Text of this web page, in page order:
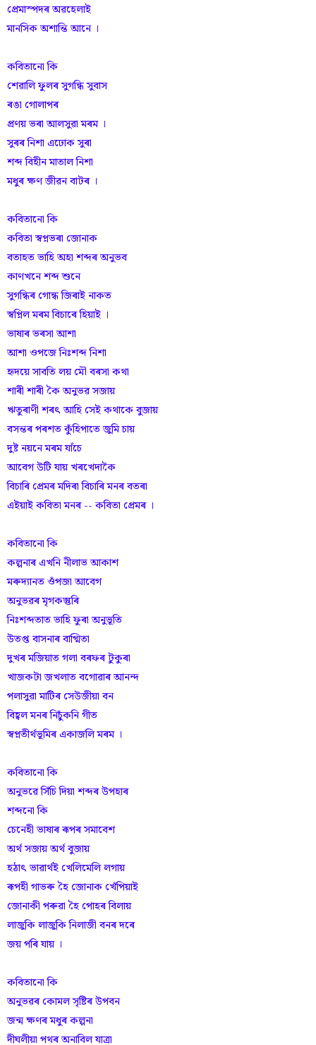
প্ৰেমাস্পদৰ অৱহেলাই
মানসিক অশান্তি আনে ।
কবিতানো কি
শেৱালি ফুলৰ সুগন্ধি সুবাস
ৰঙা গোলাপৰ
প্ৰণয় ভৰা আলসুৱা মৰম ।
সুৰৰ নিশা এঢোক সুৰা
শব্দ বিহীন মাতাল নিশা
মধুৰ ক্ষণ জীৱন বাটৰ ।
কবিতানো কি
কবিতা স্বপ্নভৰা জোনাক
বতাহত ভাহি অহা শব্দৰ অনুভব
কাণখনে শব্দ শুনে
সুগন্ধিৰ গোন্ধ জিৰাই নাকত
স্বপ্নিল মৰম বিচাৰে হিয়াই ।
ভাষাৰ ভৰসা আশা
আশা ওপজে নিঃশব্দ নিশা
হৃদয়ে সাবতি লয় মৌ বৰসা কথা
শাৰী শাৰী কৈ অনুভৱ সজায়
ঋতুৰাণী শৰৎ আহি সেই কথাকে বুজায়
বসন্তৰ পৰশত কুঁ‌হিপাতে জুমি চায়
দুষ্ট নয়নে মৰম যাঁ‌চে
আবেগ উটি যায় খৰখেদাকৈ
বিচাৰি প্ৰেমৰ মদিৰা বিচাৰি মনৰ বতৰা
এইয়াই কবিতা মনৰ -- কবিতা প্ৰেমৰ ।
কবিতানো কি
কল্পনাৰ এখনি নীলাভ আকাশ
মৰুদ্যানত ওঁ‌পজা আবেগ
অনুভৱৰ মৃগকস্তুৰি
নিঃশব্দতাত ভাহি ফুৰা অনুভূতি
উতপ্ত বাসনাৰ বাগ্মিতা
দুখৰ মজিয়াত গলা বৰফৰ টুকুৰা
খাজকটা জখলাত বগোৱাৰ আনন্দ
পলাসুৱা মাটিৰ সেউজীয়া বন
বিহ্বল মনৰ নিচুঁ‌কনি গীত
স্বপ্নতীৰ্থভূমিৰ একাজলি মৰম ।
কবিতানো কি
অনুভৱে সিঁ‌চি দিয়া শব্দৰ উপহাৰ
শব্দনো কি
চেনেহী ভাষাৰ ৰূপৰ সমাবেশ
অৰ্থ সজায় অৰ্থ বুজায়
হঠাৎ ভাৱাৰ্থই খেলিমেলি লগায়
ৰূপহী গাভৰু হৈ জোনাক খেঁ‌পিয়াই
জোনাকী পৰুৱা হৈ পোহৰ বিলায়
লাজুকি লাজুকি নিলাজী বনৰ দৰে
জয় পৰি যায় ।
কবিতানো কি
অনুভৱৰ কোমল সৃষ্টিৰ উপবন
জন্ম ক্ষণৰ মধুৰ কল্পনা
দীঘলীয়া পথৰ অনাবিল যাত্ৰা